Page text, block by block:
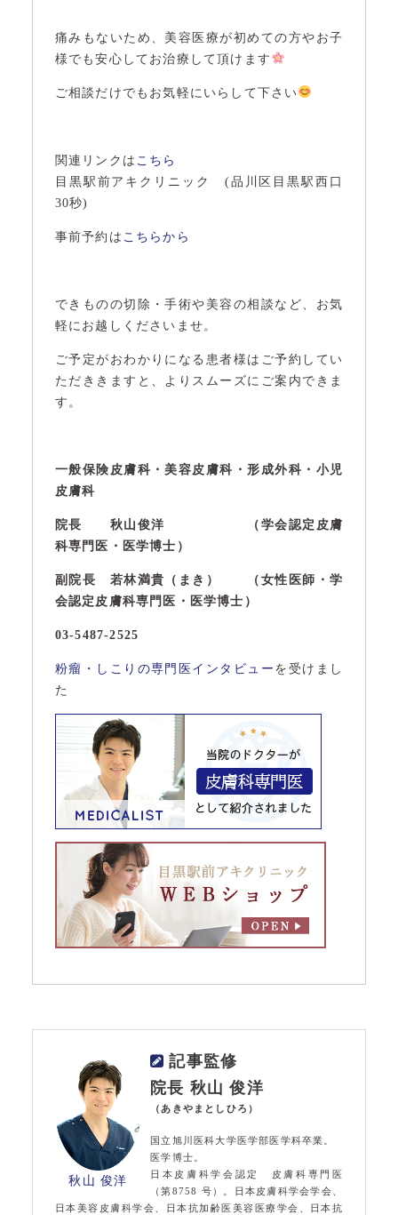
痛みもないため、美容医療が初めての方やお子
様でも安心してお治療して頂けます
ご相談だけでもお気軽にいらして下さい
関連リンクは こちら
目黒駅前アキクリニック (品川区目黒駅西口
30秒)
事前予約は こちらから
できものの切除・手術や美容の相談など、お気
軽にお越しくださいませ。
ご予定がおわかりになる患者様はご予約してい
ただききますと、よりスムーズにご案内できま
す。
一般保険皮膚科・美容皮膚科・形成外科・小児
皮膚科
院長 秋山俊洋 （学会認定皮膚
科専門医・医学博士）
副院長 若林満貴（まき） （女性医師・学
会認定皮膚科専門医・医学博士）
03-5487-2525
粉瘤・しこりの専門医インタビュー を受けまし
た
秋山 俊洋
記事監修
院長 秋山 俊洋
（あきやまとしひろ）
国立旭川医科大学医学部医学科卒業。
医学博士。
日本皮膚科学会認定 皮膚科専門医
（第8758 号）。日本皮膚科学会学会、
日本美容皮膚科学会、日本抗加齢医美容医療学会、日本抗